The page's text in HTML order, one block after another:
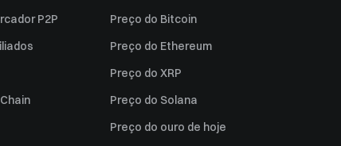
P2P
Preço do Bitcoin
Preço do Ethereum
Preço do XRP
Preço do Solana
Preço do ouro de hoje